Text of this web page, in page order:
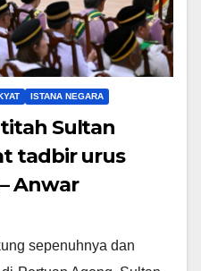
ISTANA NEGARA
Sultan
tadbir urus
Anwar
sepenuhnya dan